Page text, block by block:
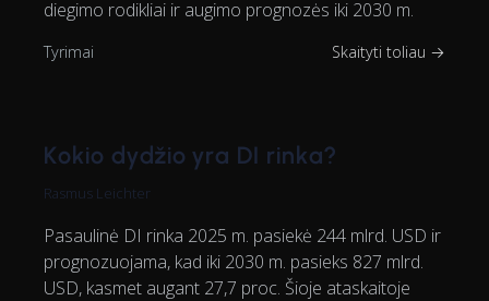
diegimo rodikliai ir augimo prognozės iki 2030 m.
Tyrimai Skaityti toliau →
Kokio dydžio yra DI rinka?
Rasmus Leichter
Pasaulinė DI rinka 2025 m. pasiekė 244 mlrd. USD ir
prognozuojama, kad iki 2030 m. pasieks 827 mlrd.
USD, kasmet augant 27,7 proc. Šioje ataskaitoje